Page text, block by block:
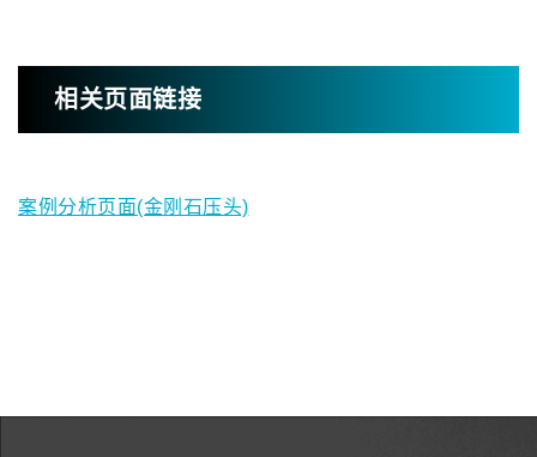
相关页面链接
案例分析页面(金刚石压头)